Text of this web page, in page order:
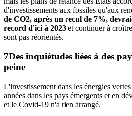
d'investissements aux fossiles qu'aux
de CO2, après un recul de 7%,
record d'ici à 2023 et continuer à
sont pas réorientés.
Des inquiétudes liées à des
peine
L'investissement dans les énergies
années dans les pays émergents et en
et le Covid-19 n'a rien arrangé.